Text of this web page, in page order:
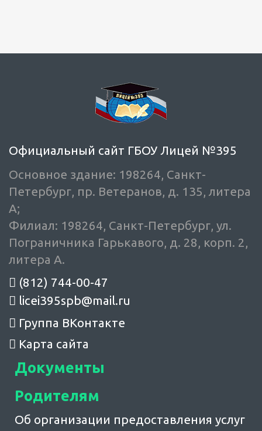
Официальный сайт ГБОУ Лицей №395
Основное здание: 198264, Санкт-
Петербург, пр. Ветеранов, д. 135, литера
А;
Филиал: 198264, Санкт-Петербург, ул.
Пограничника Гарькавого, д. 28, корп. 2,
литера А.
(812) 744-00-47
licei395spb@mail.ru
Группа ВКонтакте
Карта сайта
Документы
Родителям
Об организации предоставления услуг